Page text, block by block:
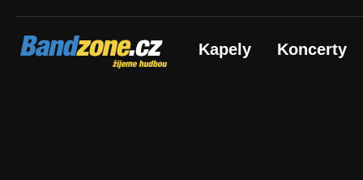
Bandzone.cz
žijeme hudbou Kapely Koncerty